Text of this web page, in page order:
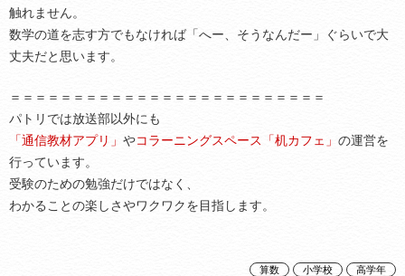
触れません。
数学の道を志す方でもなければ「へー、そうなんだー」ぐらいで大
丈夫だと思います。
＝＝＝＝＝＝＝＝＝＝＝＝＝＝＝＝＝＝＝＝＝＝＝＝＝
パトリでは放送部以外にも
「通信教材アプリ」 やコラーニングスペース「机カフェ」 の運営を
行っています。
受験のための勉強だけではなく、
わかることの楽しさやワクワクを目指します。
算数 小学校 高学年